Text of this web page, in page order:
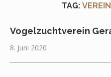
TAG:
Vogelzuchtverein
8. Juni 2020